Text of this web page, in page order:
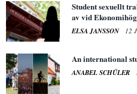
Student sexuellt
av vid
ELSA JANSSON 12
An international
ANABEL SCHÜLER